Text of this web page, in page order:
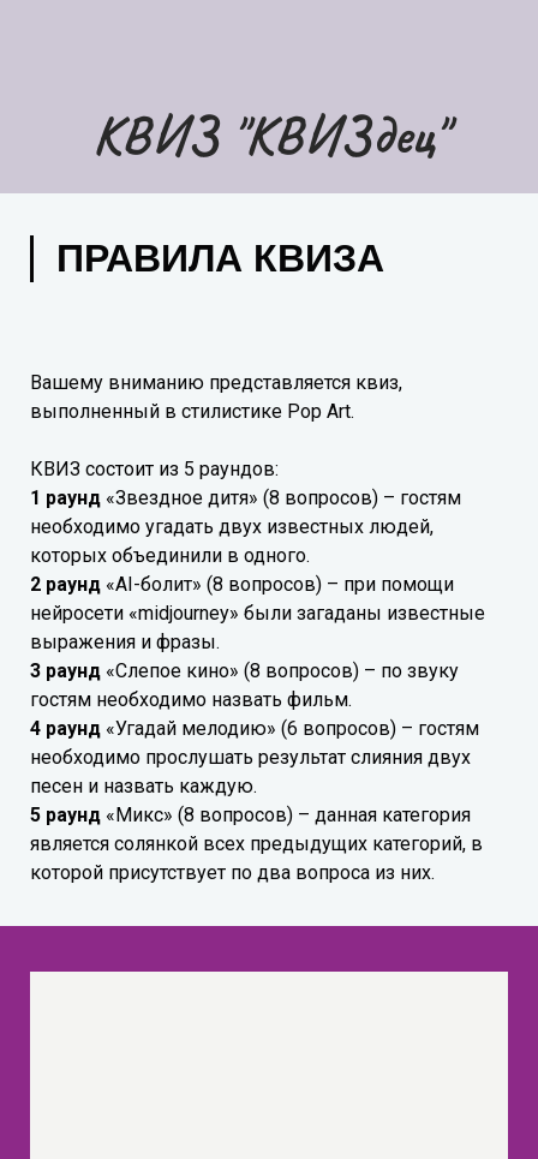
КВИЗ "КВИЗдец"
ПРАВИЛА КВИЗА
Вашему вниманию представляется квиз,
выполненный в стилистике Pop Art.
КВИЗ состоит из 5 раундов:
1 раунд «Звездное дитя» (8 вопросов) – гостям
необходимо угадать двух известных людей,
которых объединили в одного.
2 раунд «AI-болит» (8 вопросов) – при помощи
нейросети «midjourney» были загаданы известные
выражения и фразы.
3 раунд «Слепое кино» (8 вопросов) – по звуку
гостям необходимо назвать фильм.
4 раунд «Угадай мелодию» (6 вопросов) – гостям
необходимо прослушать результат слияния двух
песен и назвать каждую.
5 раунд «Микс» (8 вопросов) – данная категория
является солянкой всех предыдущих категорий, в
которой присутствует по два вопроса из них.